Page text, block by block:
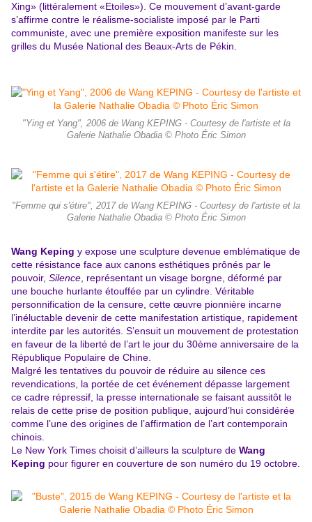
Xing» (littéralement «Etoiles»). Ce mouvement d’avant-garde
s’affirme contre le réalisme-socialiste imposé par le Parti
communiste, avec une première exposition manifeste sur les
grilles du Musée National des Beaux-Arts de Pékin.
"Ying et Yang", 2006 de Wang KEPING - Courtesy de l'artiste et la
Galerie Nathalie Obadia © Photo Éric Simon
"Femme qui s'étire", 2017 de Wang KEPING - Courtesy de l'artiste et la
Galerie Nathalie Obadia © Photo Éric Simon
Wang Keping y expose une sculpture devenue emblématique de
cette résistance face aux canons esthétiques prônés par le
pouvoir, Silence , représentant un visage borgne, déformé par
une bouche hurlante étouffée par un cylindre. Véritable
personnification de la censure, cette œuvre pionnière incarne
l’inéluctable devenir de cette manifestation artistique, rapidement
interdite par les autorités. S’ensuit un mouvement de protestation
en faveur de la liberté de l’art le jour du 30ème anniversaire de la
République Populaire de Chine.
Malgré les tentatives du pouvoir de réduire au silence ces
revendications, la portée de cet événement dépasse largement
ce cadre répressif, la presse internationale se faisant aussitôt le
relais de cette prise de position publique, aujourd’hui considérée
comme l’une des origines de l’affirmation de l’art contemporain
chinois.
Le New York Times choisit d’ailleurs la sculpture de Wang
Keping pour figurer en couverture de son numéro du 19 octobre.